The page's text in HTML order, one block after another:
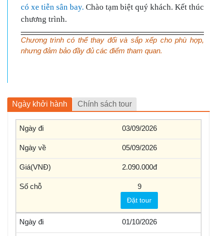
có xe tiễn sân bay. Chào tạm biệt quý khách. Kết thúc
chương trình.
Chương trình có thể thay đổi và sắp xếp cho phù hợp,
nhưng đảm bảo đầy đủ các điểm tham quan.
Ngày khởi hành Chính sách tour
03/09/2026
05/09/2026
2.090.000
9
Đặt tour
01/10/2026